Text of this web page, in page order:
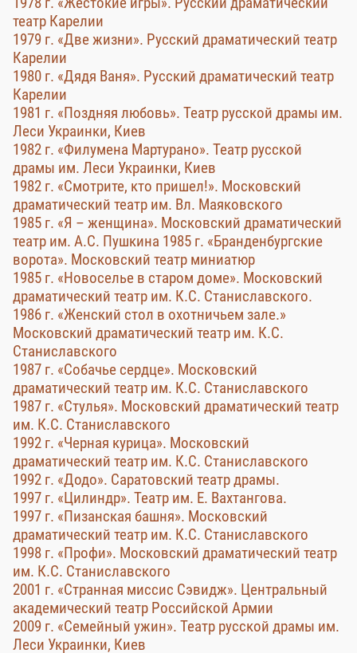
театр Карелии
1979 г. «Две жизни». Русский драматический театр
Карелии
1980 г. «Дядя Ваня». Русский драматический театр
Карелии
1981 г. «Поздняя любовь». Театр русской драмы им.
Леси Украинки, Киев
1982 г. «Филумена Мартурано». Театр русской
драмы им. Леси Украинки, Киев
1982 г. «Смотрите, кто пришел!». Московский
драматический театр им. Вл. Маяковского
1985 г. «Я – женщина». Московский драматический
театр им. А.С. Пушкина 1985 г. «Бранденбургские
ворота». Московский театр миниатюр
1985 г. «Новоселье в старом доме». Московский
драматический театр им. К.С. Станиславского.
1986 г. «Женский стол в охотничьем зале.»
Московский драматический театр им. К.С.
Станиславского
1987 г. «Собачье сердце». Московский
драматический театр им. К.С. Станиславского
1987 г. «Стулья». Московский драматический театр
им. К.С. Станиславского
1992 г. «Черная курица». Московский
драматический театр им. К.С. Станиславского
1992 г. «Додо». Саратовский театр драмы.
1997 г. «Цилиндр». Театр им. Е. Вахтангова.
1997 г. «Пизанская башня». Московский
драматический театр им. К.С. Станиславского
1998 г. «Профи». Московский драматический театр
им. К.С. Станиславского
2001 г. «Странная миссис Сэвидж». Центральный
академический театр Российской Армии
2009 г. «Семейный ужин». Театр русской драмы им.
Леси Украинки, Киев